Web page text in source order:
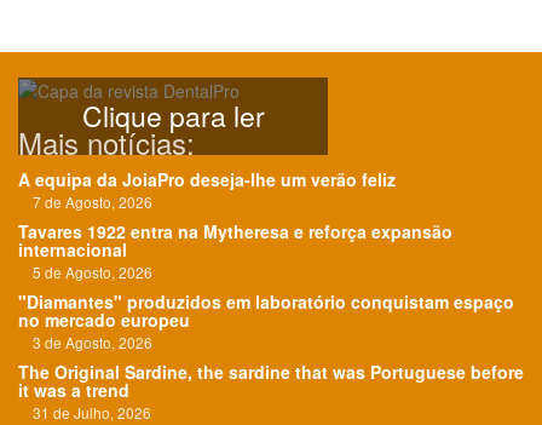
Clique para ler
Mais notícias:
A equipa da JoiaPro deseja-lhe um verão feliz
7 de Agosto, 2026
Tavares 1922 entra na Mytheresa e reforça expansão
internacional
5 de Agosto, 2026
"Diamantes" produzidos em laboratório conquistam espaço
no mercado europeu
3 de Agosto, 2026
The Original Sardine, the sardine that was Portuguese before
it was a trend
31 de Julho, 2026